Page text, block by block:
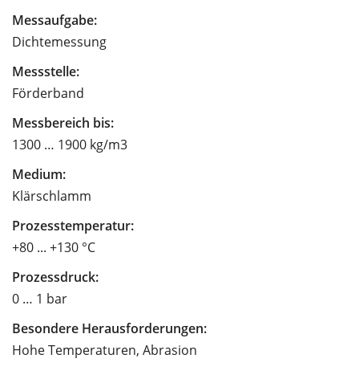
Messaufgabe:
Dichtemessung
Messstelle:
Förderband
Messbereich bis:
1300 … 1900 kg/m3
Medium:
Klärschlamm
Prozesstemperatur:
+80 ... +130 °C
Prozessdruck:
0 … 1 bar
Besondere Herausforderungen:
Hohe Temperaturen, Abrasion